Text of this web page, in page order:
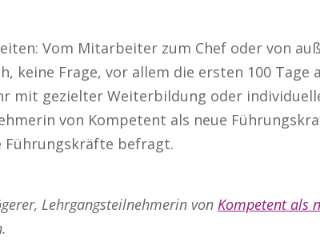
Vom Mitarbeiter zum Chef oder von
keine Frage, vor allem die ersten 100
mit gezielter Weiterbildung oder
von Kompetent als neue
Führungskräfte befragt.
Lehrgangsteilnehmerin von Kompetent als